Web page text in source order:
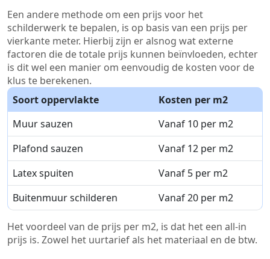
Een andere methode om een prijs voor het
schilderwerk te bepalen, is op basis van een prijs per
vierkante meter. Hierbij zijn er alsnog wat externe
factoren die de totale prijs kunnen beïnvloeden, echter
is dit wel een manier om eenvoudig de kosten voor de
klus te berekenen.
Soort oppervlakte
Kosten per m2
Muur sauzen
Vanaf 10 per m2
Plafond sauzen
Vanaf 12 per m2
Latex spuiten
Vanaf 5 per m2
Buitenmuur schilderen
Vanaf 20 per m2
Het voordeel van de prijs per m2, is dat het een all-in
prijs is. Zowel het uurtarief als het materiaal en de btw.